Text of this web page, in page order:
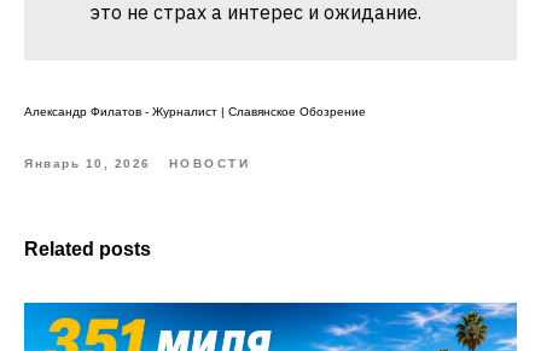
это не страх а интерес и ожидание.
Александр Филатов - Журналист | Славянское Обозрение
Январь 10, 2026 НОВОСТИ
Related posts